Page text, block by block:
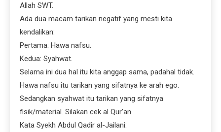
Allah SWT.
Ada dua macam tarikan negatif yang mesti kita
kendalikan:
Pertama: Hawa nafsu.
Kedua: Syahwat.
Selama ini dua hal itu kita anggap sama, padahal tidak.
Hawa nafsu itu tarikan yang sifatnya ke arah ego.
Sedangkan syahwat itu tarikan yang sifatnya
fisik/material. Silakan cek al Qur’an.
Kata Syekh Abdul Qadir al-Jailani: